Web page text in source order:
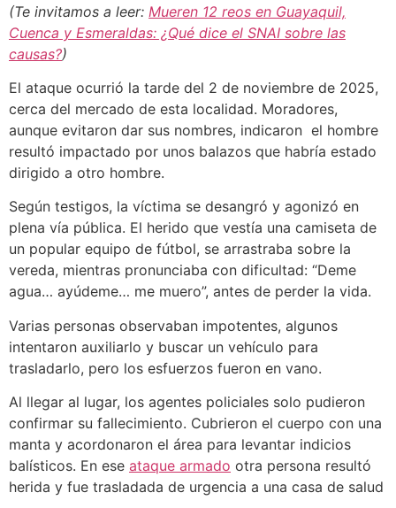
(Te invitamos a leer: Mueren 12 reos en Guayaquil,
Cuenca y Esmeraldas: ¿Qué dice el SNAI sobre las
causas?)
El ataque ocurrió la tarde del 2 de noviembre de 2025,
cerca del mercado de esta localidad. Moradores,
aunque evitaron dar sus nombres, indicaron el hombre
resultó impactado por unos balazos que habría estado
dirigido a otro hombre.
Según testigos, la víctima se desangró y agonizó en
plena vía pública. El herido que vestía una camiseta de
un popular equipo de fútbol, se arrastraba sobre la
vereda, mientras pronunciaba con dificultad: “Deme
agua… ayúdeme… me muero”, antes de perder la vida.
Varias personas observaban impotentes, algunos
intentaron auxiliarlo y buscar un vehículo para
trasladarlo, pero los esfuerzos fueron en vano.
Al llegar al lugar, los agentes policiales solo pudieron
confirmar su fallecimiento. Cubrieron el cuerpo con una
manta y acordonaron el área para levantar indicios
balísticos. En ese ataque armado otra persona resultó
herida y fue trasladada de urgencia a una casa de salud